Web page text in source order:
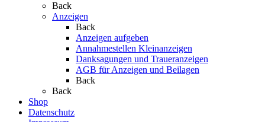
Back
Anzeigen
Back
Anzeigen aufgeben
Annahmestellen Kleinanzeigen
Danksagungen und Traueranzeigen
AGB für Anzeigen und Beilagen
Back
Back
Shop
Datenschutz